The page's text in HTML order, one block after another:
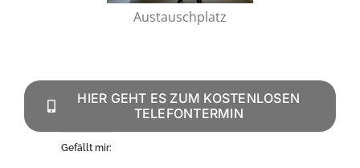
Austauschplatz
HIER GEHT ES ZUM KOSTENLOSEN
TELEFONTERMIN
Gefällt mir: